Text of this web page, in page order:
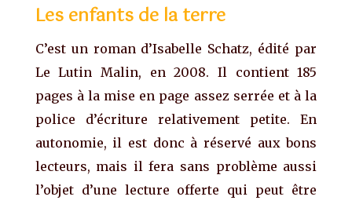
Les enfants de la terre
C’est un roman d’Isabelle Schatz, édité par
Le Lutin Malin, en 2008. Il contient 185
pages à la mise en page assez serrée et à la
police d’écriture relativement petite. En
autonomie, il est donc à réservé aux bons
lecteurs, mais il fera sans problème aussi
l’objet d’une lecture offerte qui peut être